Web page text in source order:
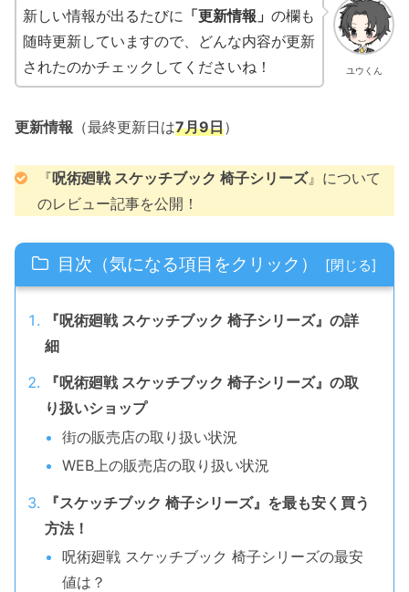
ユウくん
新しい情報が出るたびに 「更新情報」 の欄も
随時更新していますので、どんな内容が更新
されたのかチェックしてくださいね！
更新情報 （最終更新日は7月9日）
『呪術廻戦 スケッチブック 椅子シリーズ』について
のレビュー記事を公開！
目次（気になる項目をクリック）
『呪術廻戦 スケッチブック 椅子シリーズ』の詳
細
『呪術廻戦 スケッチブック 椅子シリーズ』の取
り扱いショップ
街の販売店の取り扱い状況
WEB上の販売店の取り扱い状況
『スケッチブック 椅子シリーズ』を最も安く買う
方法！
呪術廻戦 スケッチブック 椅子シリーズの最安
値は？